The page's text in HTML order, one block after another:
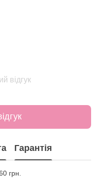
відгук
Гарантія
грн.